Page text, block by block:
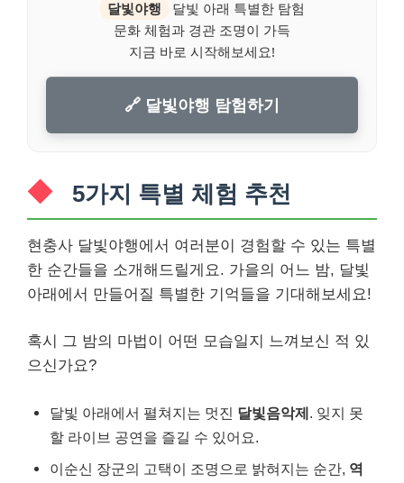
달빛야행
달빛 아래 특별한 탐험
문화 체험과 경관 조명이 가득
지금 바로 시작해보세요!
🔗 달빛야행 탐험하기
5가지 특별 체험 추천
현충사 달빛야행에서 여러분이 경험할 수 있는 특별
한 순간들을 소개해드릴게요. 가을의 어느 밤, 달빛
아래에서 만들어질 특별한 기억들을 기대해보세요!
혹시 그 밤의 마법이 어떤 모습일지 느껴보신 적 있
으신가요?
달빛 아래에서 펼쳐지는 멋진 달빛음악제
. 잊지 못
할 라이브 공연을 즐길 수 있어요.
이순신 장군의 고택이 조명으로 밝혀지는 순간, 역